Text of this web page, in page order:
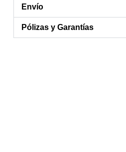
Envío
Pólizas y Garantías